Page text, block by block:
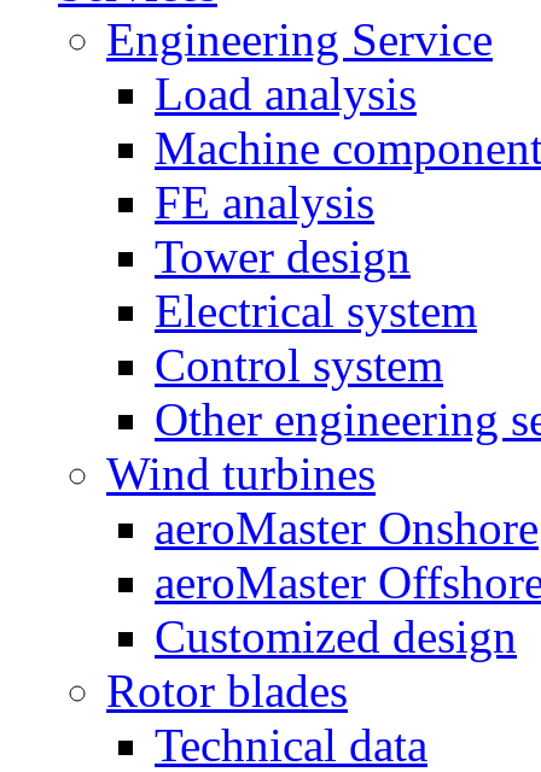
Engineering Service
Load analysis
Machine
FE analysis
Tower design
Electrical system
Control system
Other engineering
Wind turbines
aeroMaster Onshore
aeroMaster
Customized design
Rotor blades
Technical data